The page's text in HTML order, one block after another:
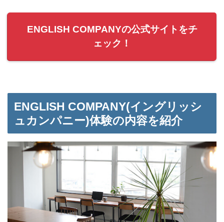
ENGLISH COMPANYの公式サイトをチ
ェック！
ENGLISH COMPANY(イングリッシ
ュカンパニー)体験の内容を紹介